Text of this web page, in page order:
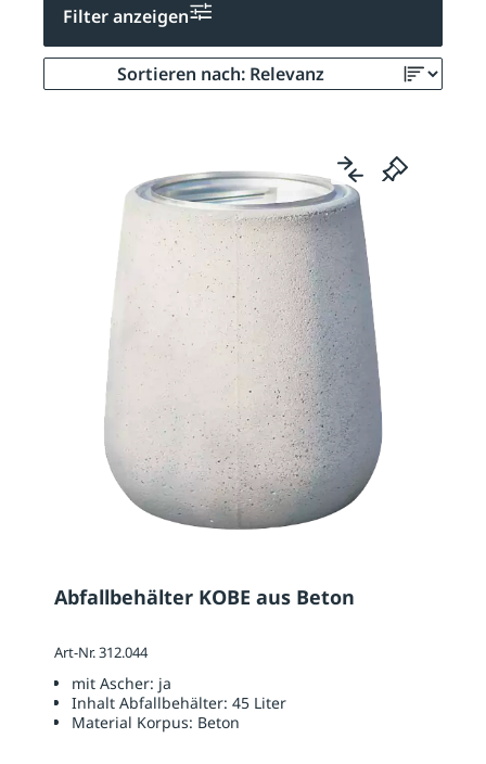
Filter anzeigen
Abfallbehälter KOBE aus Beton
Art-Nr. 312.044
mit Ascher: ja
Inhalt Abfallbehälter: 45 Liter
Material Korpus: Beton